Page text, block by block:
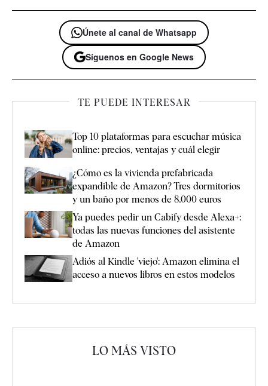
Únete al canal de Whatsapp
Síguenos en Google News
TE PUEDE INTERESAR
Top 10 plataformas para escuchar música
online: precios, ventajas y cuál elegir
¿Cómo es la vivienda prefabricada
expandible de Amazon? Tres dormitorios
y un baño por menos de 8.000 euros
Ya puedes pedir un Cabify desde Alexa+:
todas las nuevas funciones del asistente
de Amazon
Adiós al Kindle 'viejo': Amazon elimina el
acceso a nuevos libros en estos modelos
LO MÁS VISTO